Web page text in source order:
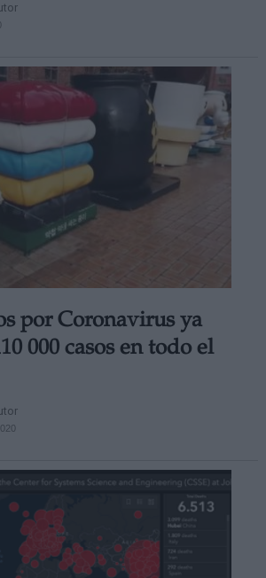
por Coronavirus ya
000 casos en todo el